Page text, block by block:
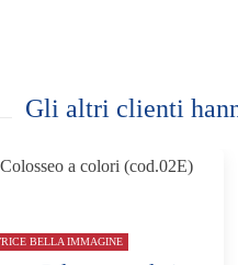
Gli altri clienti
BELLA IMMAGINE